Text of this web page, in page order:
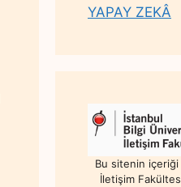
YAPAY ZEKÂ
Bu sitenin
İletişim